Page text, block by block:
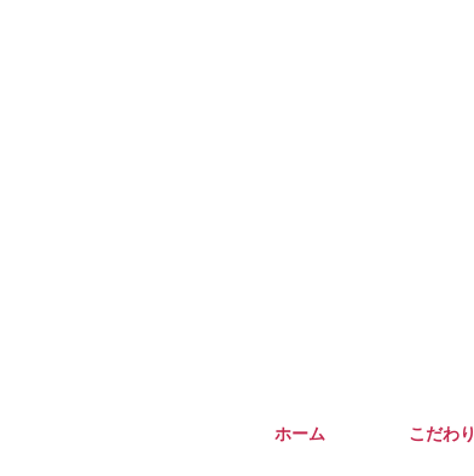
ホーム こだわり